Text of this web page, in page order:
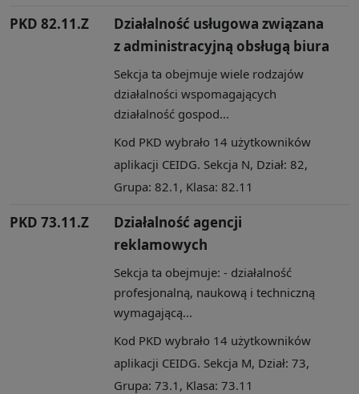
PKD 82.11.Z
Działalność usługowa związana
z administracyjną obsługą biura
Sekcja ta obejmuje wiele rodzajów
działalności wspomagających
działalność gospod...
Kod PKD wybrało 14 użytkowników
aplikacji CEIDG. Sekcja N, Dział: 82,
Grupa: 82.1, Klasa: 82.11
PKD 73.11.Z
Działalność agencji
reklamowych
Sekcja ta obejmuje: - działalność
profesjonalną, naukową i techniczną
wymagającą...
Kod PKD wybrało 14 użytkowników
aplikacji CEIDG. Sekcja M, Dział: 73,
Grupa: 73.1, Klasa: 73.11